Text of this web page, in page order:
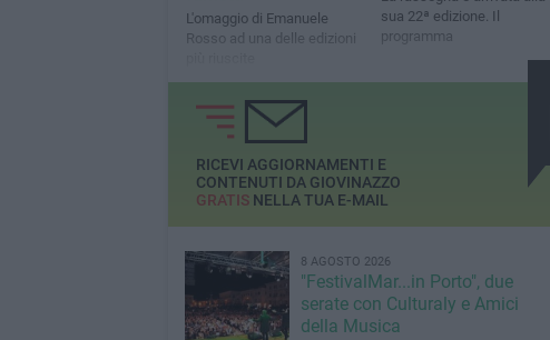
L'omaggio di Emanuele
Rosso ad una delle edizioni
sua 22ª edizione. Il
programma
RICEVI AGGIORNAMENTI E
CONTENUTI DA GIOVINAZZO
GRATISNELLA TUA E-MAIL
8 AGOSTO 2026
"FestivalMar...in Porto", due
serate con Culturaly e Amici
della Musica